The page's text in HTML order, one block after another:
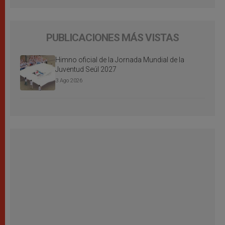
PUBLICACIONES MÁS VISTAS
Himno oficial de la Jornada Mundial de la
Juventud Seúl 2027
3 Ago 2026